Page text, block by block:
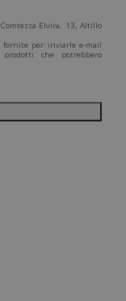
Comtessa Elvira, 13, Altillo
per inviarle e-mail
che potrebbero
dell'interessato. Diritti:
e contattandoci